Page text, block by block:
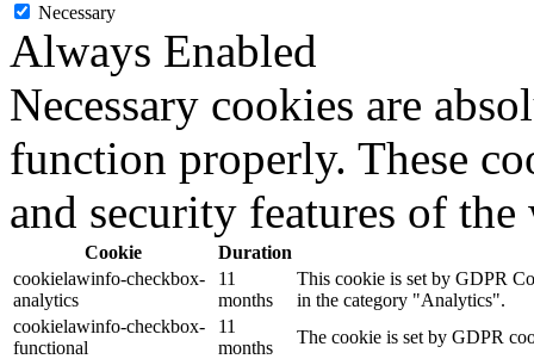
Necessary
Always Enabled
Necessary cookies are
function properly. These
and security features of
Cookie
Duration
cookielawinfo-checkbox-
analytics
11
months
This cookie is set by GDPR
in the category "Analytics".
cookielawinfo-checkbox-
functional
11
months
The cookie is set by GDPR